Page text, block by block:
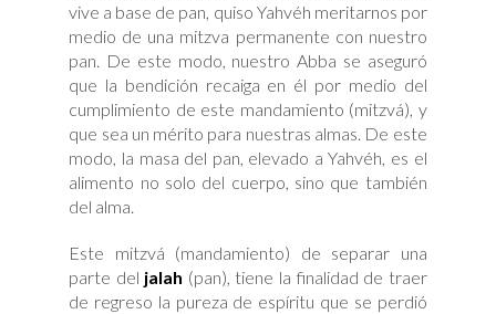
vive a base de pan, quiso Yahvéh meritarnos por
medio de una mitzva permanente con nuestro
pan. De este modo, nuestro Abba se aseguró
que la bendición recaiga en él por medio del
cumplimiento de este mandamiento (mitzvá), y
que sea un mérito para nuestras almas. De este
modo, la masa del pan, elevado a Yahvéh, es el
alimento no solo del cuerpo, sino que también
del alma.
Este mitzvá (mandamiento) de separar una
parte del jalah (pan), tiene la finalidad de traer
de regreso la pureza de espíritu que se perdió